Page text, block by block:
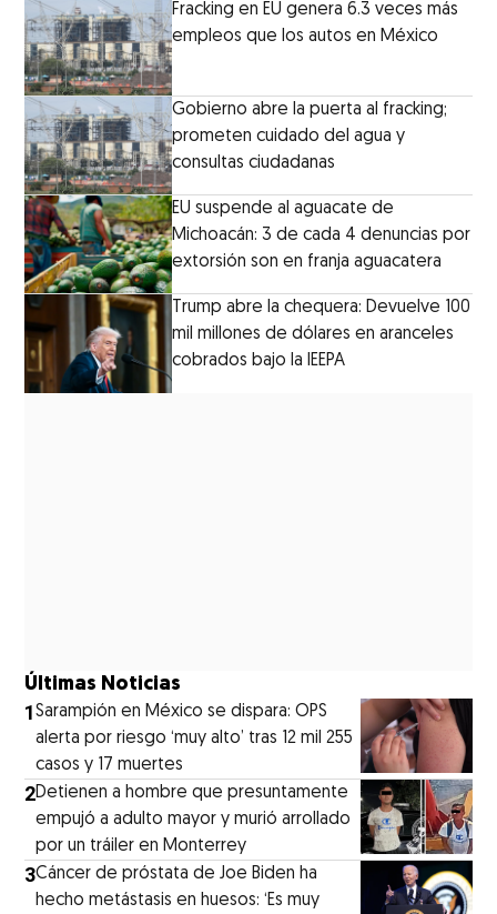
Fracking en EU genera 6.3 veces más
empleos que los autos en México
Gobierno abre la puerta al fracking;
prometen cuidado del agua y
consultas ciudadanas
EU suspende al aguacate de
Michoacán: 3 de cada 4 denuncias por
extorsión son en franja aguacatera
Trump abre la chequera: Devuelve 100
mil millones de dólares en aranceles
cobrados bajo la IEEPA
Últimas Noticias
1Sarampión en México se dispara: OPS
alerta por riesgo ‘muy alto’ tras 12 mil 255
casos y 17 muertes
2Detienen a hombre que presuntamente
empujó a adulto mayor y murió arrollado
por un tráiler en Monterrey
3Cáncer de próstata de Joe Biden ha
hecho metástasis en huesos: ‘Es muy